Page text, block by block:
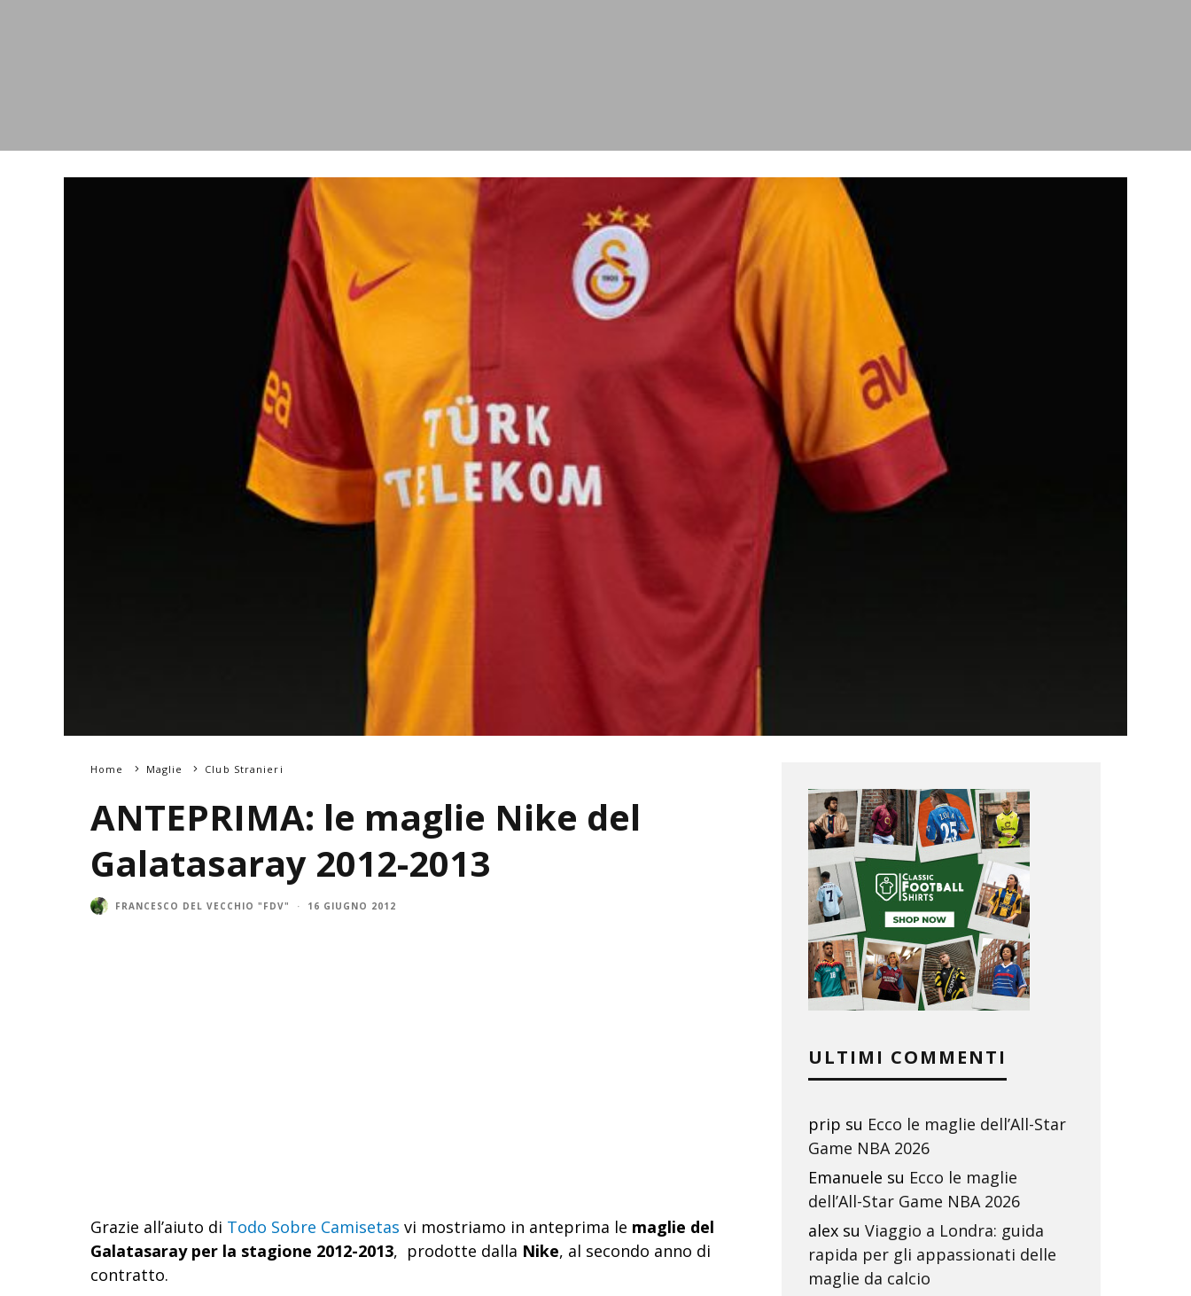
Home Maglie Club Stranieri
ANTEPRIMA: le maglie Nike del
Galatasaray 2012-2013
FRANCESCO DEL VECCHIO "FDV" · 16 GIUGNO 2012
Grazie all’aiuto di Todo Sobre Camisetas vi mostriamo in anteprima le maglie del
Galatasaray per la stagione 2012-2013, prodotte dalla Nike, al secondo anno di
contratto.
ULTIMI COMMENTI
prip su Ecco le maglie dell’All-Star
Game NBA 2026
Emanuele su Ecco le maglie
dell’All-Star Game NBA 2026
alex su Viaggio a Londra: guida
rapida per gli appassionati delle
maglie da calcio